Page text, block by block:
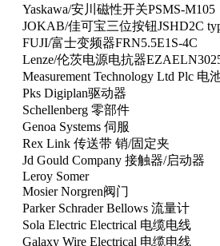
Yaskawa/安川磁性开关PSMS-M105
JOKAB/佳可宝三位按钮JSHD2C
FUJI/富士变频器FRN5.5E1S-4C
Lenze/伦茨电源电抗器
Measurement Technology Ltd Plc 电
Pks Digiplan驱动器
Schellenberg 零部件
Genoa Systems 伺服
Rex Link 传送带 销/固定夹
Jd Gould Company 接触器/启动器
Leroy Somer
Mosier Norgren阀门
Parker Schrader Bellows 流量计
Sola Electric Electrical 电缆电线
Galaxy Wire Electrical 电缆电线